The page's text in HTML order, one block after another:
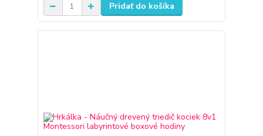
Pridať do košíka